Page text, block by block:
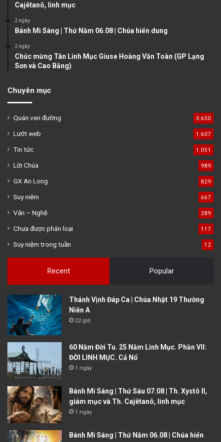
Cajêtanô, linh mục
2 ngày
Bánh Mì Sáng | Thứ Năm 06.08 | Chúa hiển dung
2 ngày
Chúc mừng Tân Linh Mục Giuse Hoàng Văn Toàn (GP Lạng
Sơn và Cao Bằng)
Chuyên mục
Quán ven đường 3.650
Lướt web 1.607
Tin tức 1.051
Lời Chúa 989
GX An Long 829
Suy niệm 667
Văn – Nghệ 289
Chưa được phân loại 117
Suy niệm trong tuần 12
Recent Popular
Thánh Vịnh Đáp Ca | Chúa Nhật 19 Thường
Niên A
22 giờ
60 Năm Đời Tu. 25 Năm Linh Mục. Phần VII:
ĐỜI LINH MỤC. Cả Nổ
1 ngày
Bánh Mì Sáng | Thứ Sáu 07.08 | Th. Xystô II,
giám mục và Th. Cajêtanô, linh mục
1 ngày
Bánh Mì Sáng | Thứ Năm 06.08 | Chúa hiển